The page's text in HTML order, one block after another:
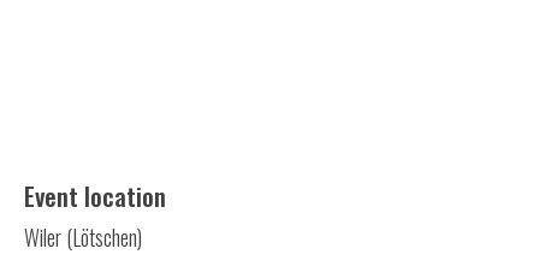
Event location
Wiler (Lötschen)